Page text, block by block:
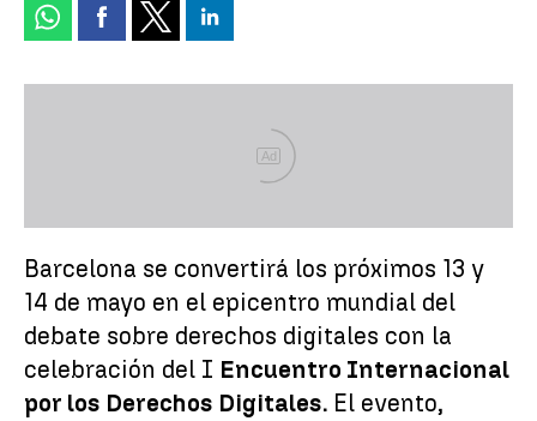
Ad
Barcelona se convertirá los próximos 13 y
14 de mayo en el epicentro mundial del
debate sobre derechos digitales con la
celebración del I Encuentro Internacional
por los Derechos Digitales. El evento,